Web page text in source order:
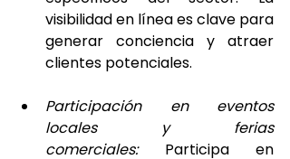
visibilidad en línea es clave para
generar conciencia y atraer
clientes potenciales.
Participación en eventos
locales y ferias
comerciales: Participa en